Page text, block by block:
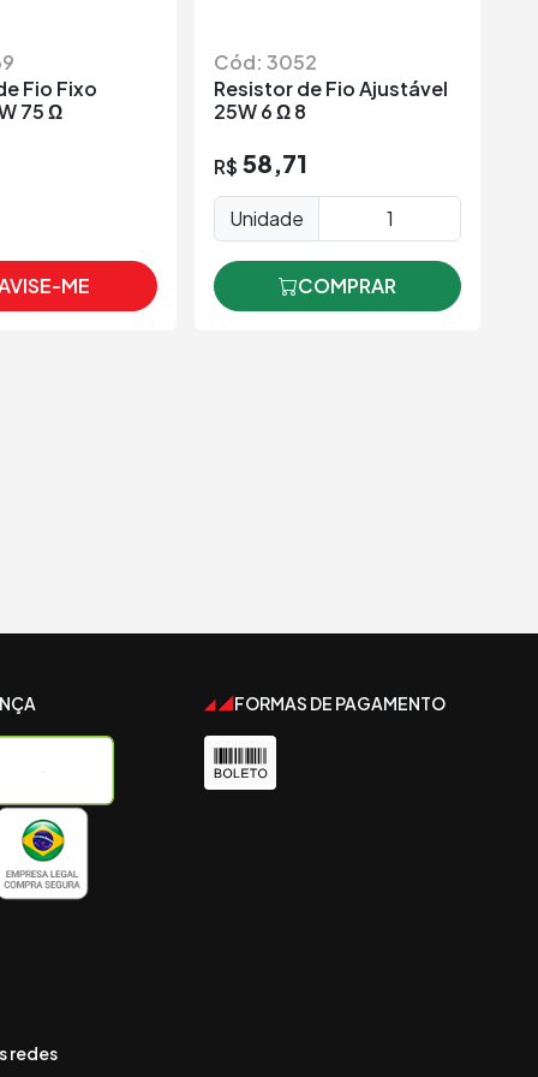
Fio Fixo
75 Ω
ME
Cód: 3052
Resistor de Fio Ajustável
25W 6 Ω 8
R$ 58,71
Unidade
COMPRAR
FORMAS DE PAGAMENTO
redes